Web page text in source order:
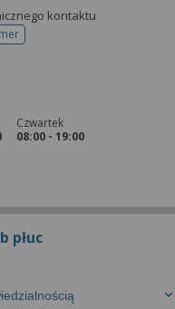
kontaktu
do rejestracji
Czwartek
08:00 - 19:00
płuc